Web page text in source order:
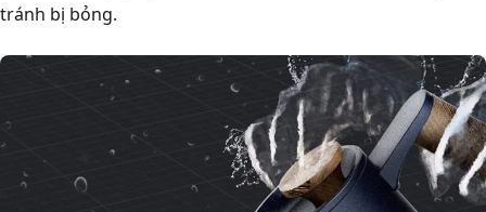
tránh bị bỏng.